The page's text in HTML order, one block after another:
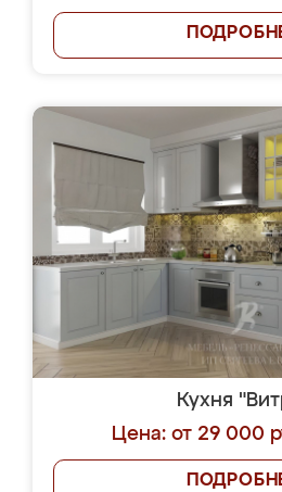
Кухня
Цена: от 29 000